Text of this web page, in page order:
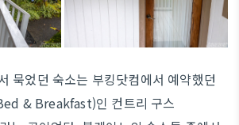
묵었던 숙소는 부킹닷컴에서 예약했던
& Breakfast)인 컨트리 구스